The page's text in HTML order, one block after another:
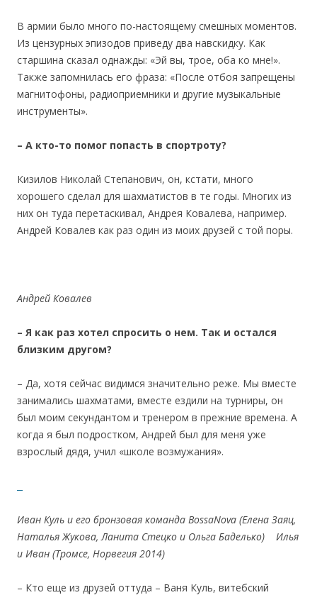
В армии было много по-настоящему смешных моментов.
Из цензурных эпизодов приведу два навскидку. Как
старшина сказал однажды: «Эй вы, трое, оба ко мне!».
Также запомнилась его фраза: «После отбоя запрещены
магнитофоны, радиоприемники и другие музыкальные
инструменты».
– А кто-то помог попасть в спортроту?
Кизилов Николай Степанович, он, кстати, много
хорошего сделал для шахматистов в те годы. Многих из
них он туда перетаскивал, Андрея Ковалева, например.
Андрей Ковалев как раз один из моих друзей с той поры.
Андрей Ковалев
– Я как раз хотел спросить о нем. Так и остался
близким другом?
– Да, хотя сейчас видимся значительно реже. Мы вместе
занимались шахматами, вместе ездили на турниры, он
был моим секундантом и тренером в прежние времена. А
когда я был подростком, Андрей был для меня уже
взрослый дядя, учил «школе возмужания».
Иван Куль и его бронзовая команда BossaNova (Елена Заяц,
Наталья Жукова, Ланита Стецко и Ольга Баделько) Илья
и Иван (Тромсе, Норвегия 2014)
– Кто еще из друзей оттуда – Ваня Куль, витебский